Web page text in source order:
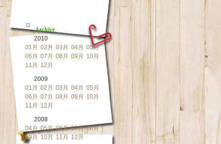
Archive
2010
01月 02月 03月 04月 05月
06月 07月 08月 09月
10月
11月
12月
2009
01月 02月 03月 04月 05月
06月 07月 08月 09月
10月
11月
12月
2008
04月 05月 06月 07月 08月
09月
10月 11月 12月